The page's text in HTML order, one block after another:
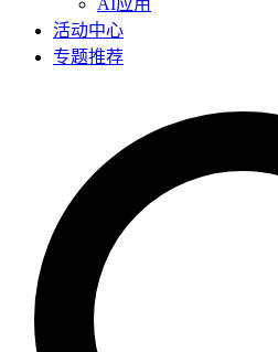
AI应用
活动中心
专题推荐